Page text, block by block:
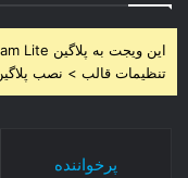
تنظیمات قالب > نصب
پرخواننده